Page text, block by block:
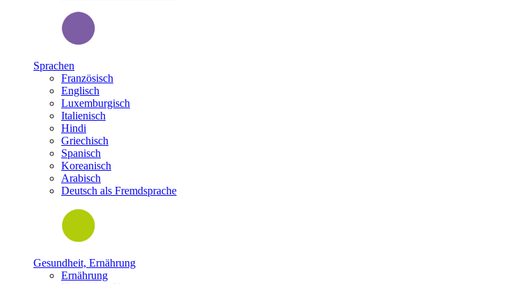
Sprachen
Französisch
Englisch
Luxemburgisch
Italienisch
Hindi
Griechisch
Spanisch
Koreanisch
Arabisch
Deutsch als Fremdsprache
Gesundheit, Ernährung
Ernährung